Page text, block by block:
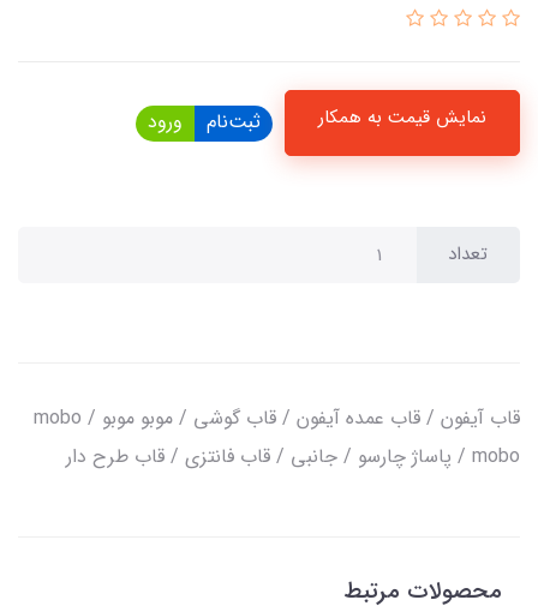
نمایش قیمت به همکار ثبت‌نام ورود
تعداد
قاب آیفون / قاب عمده آیفون / قاب گوشی / موبو موبو / mobo
mobo / پاساژ چارسو / جانبی / قاب فانتزی / قاب طرح دار
محصولات مرتبط